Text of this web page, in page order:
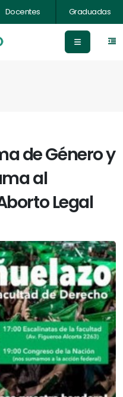
Docentes Graduadas
de Género y
al
Legal